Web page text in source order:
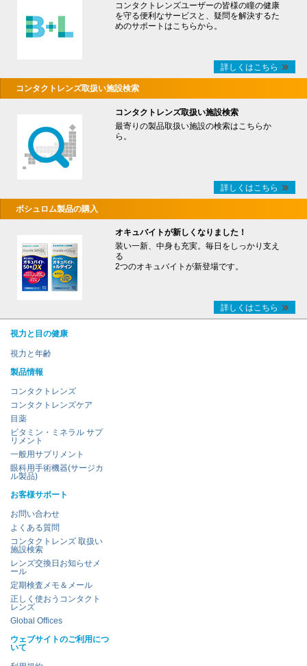
コンタクトレンズユーザーの皆様の瞳の健康
を守る便利なサービスと、疑問を解決するた
めのサポートはこちらから。
詳しくはこちら
コンタクトレンズ取扱い施設検索
コンタクトレンズ取扱い施設検索
最寄りの製品取扱い施設の検索はこちらか
ら。
詳しくはこちら
ボシュロム製品の購入
オキュバイトが新しくなりました！
装い一新、中身も充実。毎日をしっかり支え
る
2つのオキュバイトが新登場です。
詳しくはこちら
視力と目の健康
視力と年齢
製品情報
コンタクトレンズ
コンタクトレンズケア
目薬
ビタミン・ミネラル サプ
リメント
一般用サプリメント
眼科用手術機器(サージカ
ル製品)
お客様サポート
お問い合わせ
よくある質問
コンタクトレンズ 取扱い
施設検索
レンズ交換日お知らせメ
ール
定期検査メモ＆メール
正しく使おうコンタクト
レンズ
Global Offices
ウェブサイトのご利用につ
いて